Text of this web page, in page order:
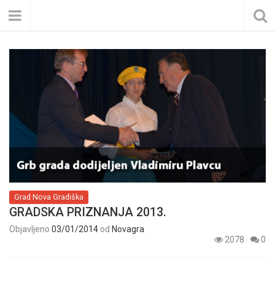
Grad Nova Gradiška
GRADSKA PRIZNANJA 2013.
Objavljeno 03/01/2014 od Novagra
2078
0